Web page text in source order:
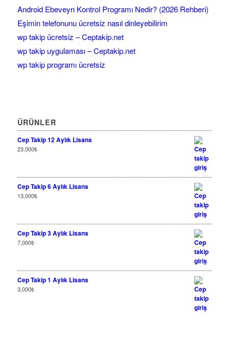
Android Ebeveyn Kontrol Programı Nedir? (2026 Rehberi)
Eşimin telefonunu ücretsiz nasıl dinleyebilirim
wp takip ücretsiz – Ceptakip.net
wp takip uygulaması – Ceptakip.net
wp takip programı ücretsiz
ÜRÜNLER
Cep Takip 12 Aylık Lisans
23,000₺
Cep Takip 6 Aylık Lisans
13,000₺
Cep Takip 3 Aylık Lisans
7,000₺
Cep Takip 1 Aylık Lisans
3,000₺